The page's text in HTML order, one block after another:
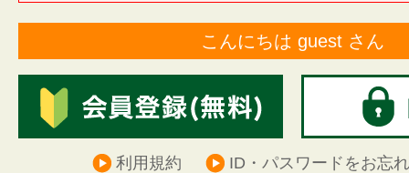
こんにちは guest さん
利用規約 ID・パスワードをお忘